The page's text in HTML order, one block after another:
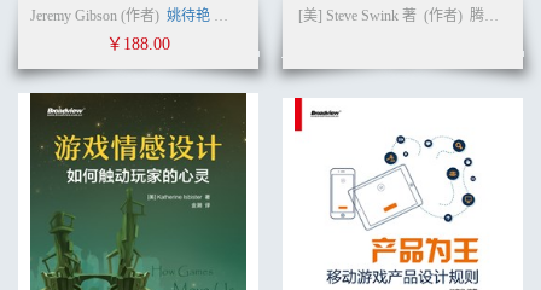
关于环境的最后思考 177
13 构建故事 178
物理 182
工具与流程 183
关于构建故事的最后思考 185
14 音效 187
台词（VO） 188
关于音效的最后思考 200
15 质量控制（QA） 201
后记 带着灵药回来 203
Jeremy Gibson (作者) 姚待艳 张一淼 (译者)
￥188.00
[美] Steve Swink 著 (作者) 腾讯游戏 译